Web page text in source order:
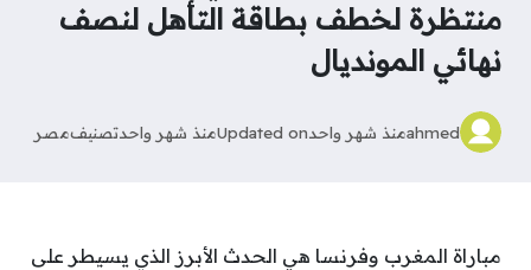
منتظرة لخطف بطاقة التأهل لنصف
نهائي المونديال
ahmedمنذ شهر واحدUpdated onمنذ شهر واحدتصنيفمصر
مباراة المغرب وفرنسا هي الحدث الأبرز الذي يسيطر على